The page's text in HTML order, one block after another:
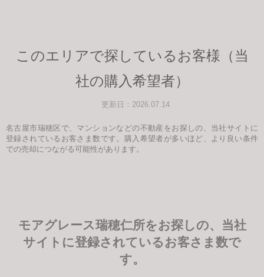
このエリアで探しているお客様（当
社の購入希望者）
更新日：2026.07.14
名古屋市瑞穂区で、マンションなどの不動産をお探しの、当社サイトに
登録されているお客さま数です。購入希望者が多いほど、より良い条件
での売却につながる可能性があります。
モアグレース瑞穂仁所をお探しの、当社
サイトに登録されているお客さま数で
す。